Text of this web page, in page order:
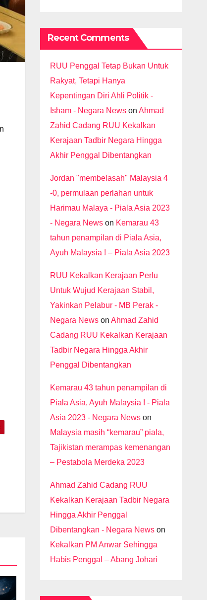
Recent Comments
RUU Penggal Tetap Bukan Untuk
Rakyat, Tetapi Hanya
Kepentingan Diri Ahli Politik -
Isham - Negara Newson Ahmad
Zahid Cadang RUU Kekalkan
Kerajaan Tadbir Negara Hingga
Akhir Penggal Dibentangkan
Jordan "membelasah" Malaysia 4
-0, permulaan perlahan untuk
Harimau Malaya - Piala Asia 2023
- Negara Newson Kemarau 43
tahun penampilan di Piala Asia,
Ayuh Malaysia ! – Piala Asia 2023
RUU Kekalkan Kerajaan Perlu
Untuk Wujud Kerajaan Stabil,
Yakinkan Pelabur - MB Perak -
Negara Newson Ahmad Zahid
Cadang RUU Kekalkan Kerajaan
Tadbir Negara Hingga Akhir
Penggal Dibentangkan
Kemarau 43 tahun penampilan di
Piala Asia, Ayuh Malaysia ! - Piala
Asia 2023 - Negara Newson
Malaysia masih “kemarau” piala,
Tajikistan merampas kemenangan
– Pestabola Merdeka 2023
Ahmad Zahid Cadang RUU
Kekalkan Kerajaan Tadbir Negara
Hingga Akhir Penggal
Dibentangkan - Negara Newson
Kekalkan PM Anwar Sehingga
Habis Penggal – Abang Johari